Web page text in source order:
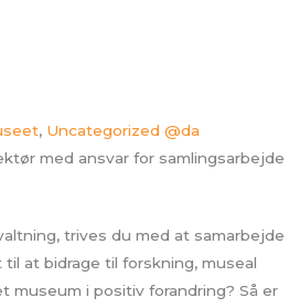
, Uncategorized @da
med ansvar for samlingsarbejde
trives du med at samarbejde
at bidrage til forskning, museal
museum i positiv forandring? Så er